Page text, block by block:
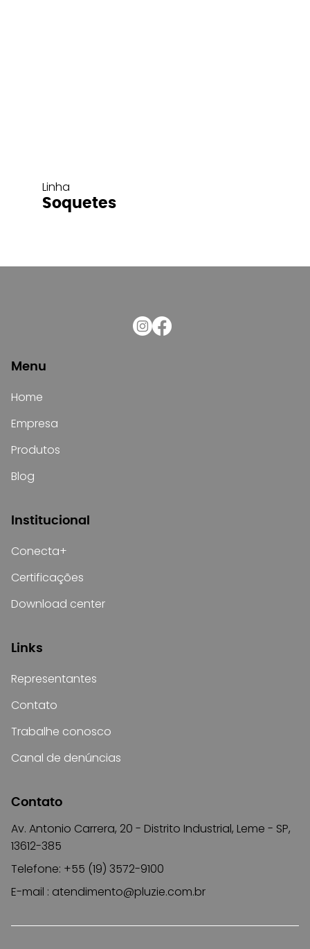
Linha
Soquetes
Menu
Home
Empresa
Produtos
Blog
Institucional
Conecta+
Certificações
Download center
Links
Representantes
Contato
Trabalhe conosco
Canal de denúncias
Contato
Av. Antonio Carrera, 20 - Distrito Industrial, Leme - SP,
13612-385
Telefone: +55 (19) 3572-9100
E-mail : atendimento@pluzie.com.br